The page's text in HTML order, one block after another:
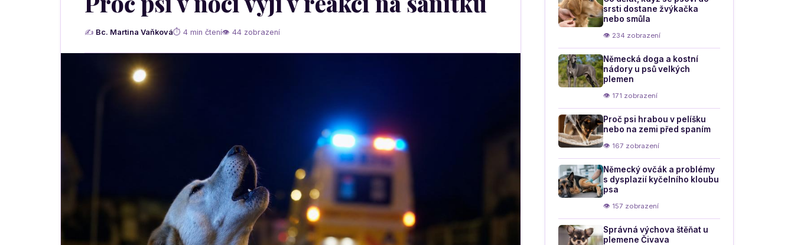
✍ Bc. Martina Vaňková⏱ 4 min čtení👁 44 zobrazení
srsti dostane žvýkačka
nebo smůla
👁 234 zobrazení
Německá doga a kostní
nádory u psů velkých
plemen
👁 171 zobrazení
Proč psi hrabou v pelíšku
nebo na zemi před spaním
👁 167 zobrazení
Německý ovčák a problémy
s dysplazií kyčelního kloubu
psa
👁 157 zobrazení
Správná výchova štěňat u
plemene Čivava